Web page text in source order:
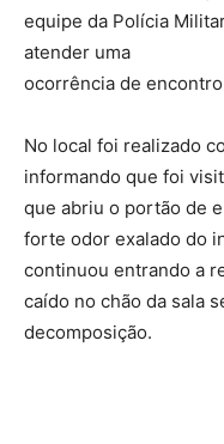
equipe da Polícia
atender uma
ocorrência de
No local foi realizado
informando que foi
que abriu o portão de
forte odor exalado do
continuou entrando a
caído no chão da sala
decomposição.